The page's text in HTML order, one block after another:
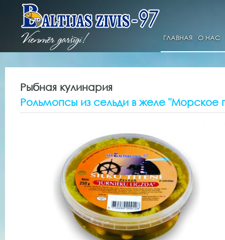
ГЛАВНАЯ О НАС
Рыбная кулинария
Рольмопсы из сельди в желе "Морское